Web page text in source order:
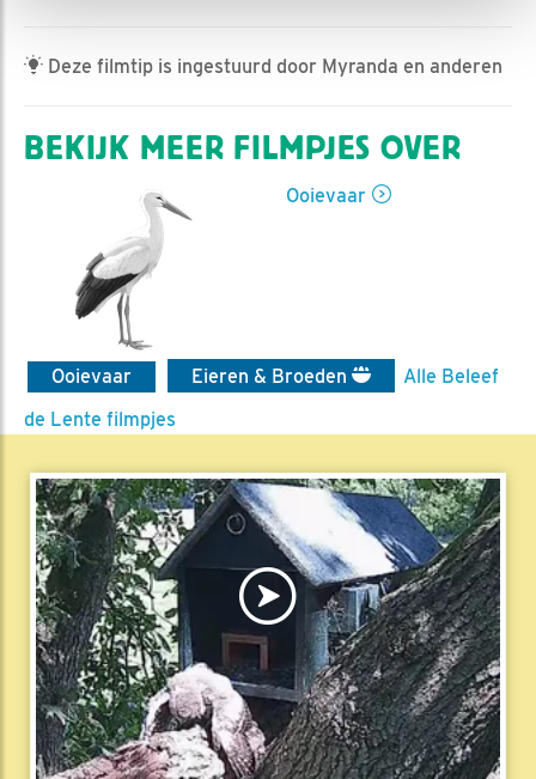
Deze filmtip is ingestuurd door Myranda en anderen
BEKIJK MEER FILMPJES OVER
Ooievaar
Ooievaar Eieren & Broeden
Alle Beleef
de Lente filmpjes